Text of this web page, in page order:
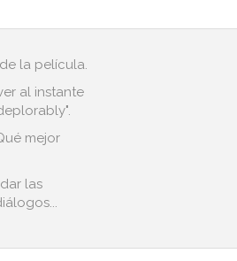
la película.
al instante
mejor
las